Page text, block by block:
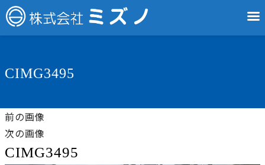
CIMG3495
前の画像
次の画像
CIMG3495